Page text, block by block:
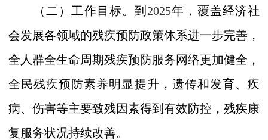
（二）工作目标。 到 2025年，覆盖经济社
会发展各领域的残疾预防政策体系进一步完善，
全人群全生命周期残疾预防服务网络更加健全，
全民残疾预防素养明显提升，遗传和发育、疾
病、伤害等主要致残因素得到有效防控，残疾康
复服务状况持续改善。